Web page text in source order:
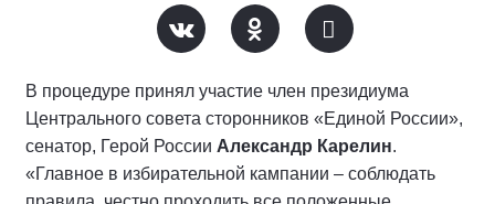
В процедуре принял участие член президиума
Центрального совета сторонников «Единой России»,
сенатор, Герой России Александр Карелин.
«Главное в избирательной кампании – соблюдать